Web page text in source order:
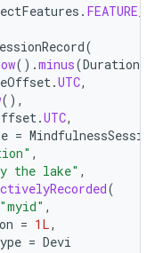
.
(
().minus(Duration
.UTC,
(),
.UTC,
=
,
the lake" ,
(
"myid" ,
= 1L,
= Devi